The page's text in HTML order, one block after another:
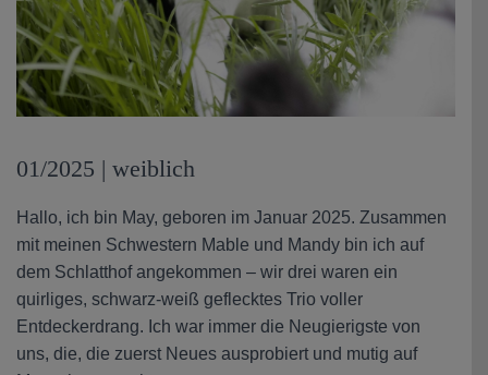
01/2025 | weiblich
Hallo, ich bin May, geboren im Januar 2025. Zusammen
mit meinen Schwestern Mable und Mandy bin ich auf
dem Schlatthof angekommen – wir drei waren ein
quirliges, schwarz-weiß geflecktes Trio voller
Entdeckerdrang. Ich war immer die Neugierigste von
uns, die, die zuerst Neues ausprobiert und mutig auf